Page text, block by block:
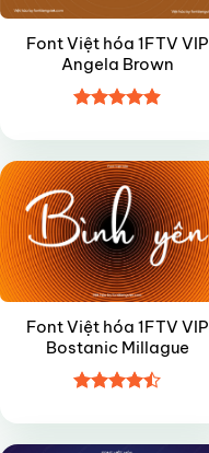
Font Việt hóa 1FTV VIP
Angela Brown
hạng4.95
sao
Font Việt hóa 1FTV VIP
Bostanic Millague
hạng4.5
5 sao